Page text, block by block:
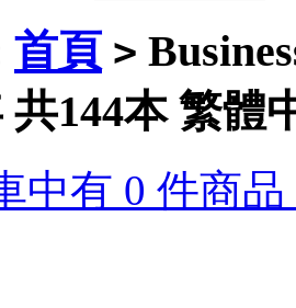
首頁 >
共144本 繁體
中有 0 件商